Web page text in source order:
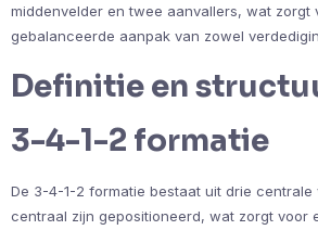
middenvelder en twee aanvallers, wat zorgt
gebalanceerde aanpak van zowel
Definitie en
3-4-1-2 formatie
De 3-4-1-2 formatie bestaat uit drie centrale
centraal zijn gepositioneerd, wat zorgt voor